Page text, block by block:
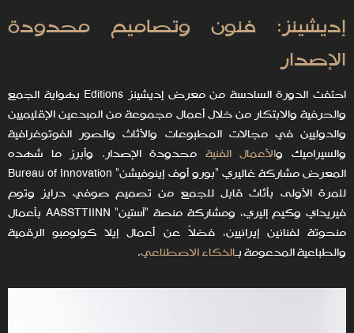
إديشينز: فنون وتصاميم محدودة
الإصدار
احتفت الدورة السادسة من معرض إديشينز Editions بهواية الجمع
والحرفية والابتكار من خلال أعمال مجموعة من المبدعين الإقليميين
والدوليين في مجالات المطبوعات والأثاث والصور الفوتوغرافية
والسيراميك والأعمال الفنية محدودة الإصدار. وأبرز ما شهده
المعرض مشاركة غاليري "بورو أوف إينوفيشن" Bureau of Innovation
للمرة الأولى بأثاث قابل للجمع من تصميم صوفي درايز وتوم
فيريداي وكيم إليري، ومشاركة منصة "آستين" AASSTTIINN بأعمال
منحوتة لفنانين إيرانيين، فضلاً عن أعمال إيلا كولومبو الرقمية
والطباعية المدعومة بـالذكاء الاصطناعي.